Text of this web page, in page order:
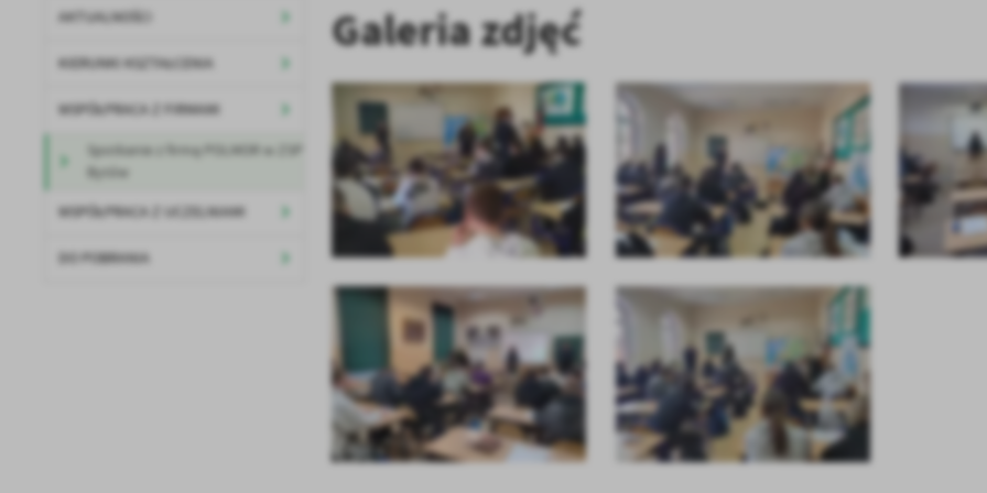
Ustawienia
Szanujemy Twoją prywatność. Możesz zmienić ustawienia cookies lub zaakceptować je
wszystkie. W dowolnym momencie możesz dokonać zmiany swoich ustawień.
Niezbędne
Niezbędne pliki cookies służą do prawidłowego funkcjonowania strony internetowej i
umożliwiają Ci komfortowe korzystanie z oferowanych przez nas usług.
AKTUALNOŚCI
KIERUNKI KSZTAŁCENIA
WSPÓŁPRACA Z FIRMAMI
Spotkanie z firmą POLMOR w ZSP
Bytów
WSPÓŁPRACA Z UCZELNIAMI
DO POBRANIA
Galeria zdjęć